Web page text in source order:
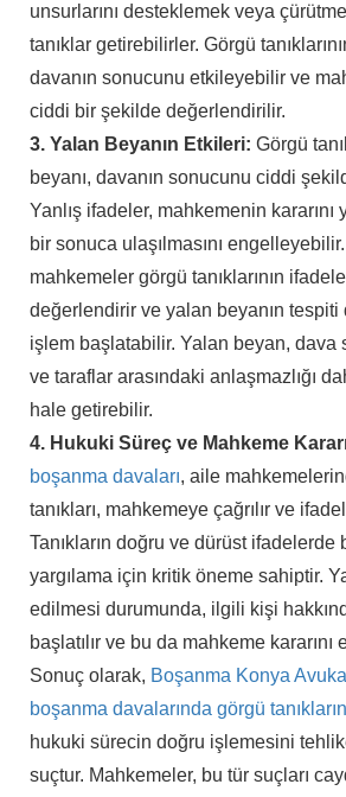
unsurlarını desteklemek veya
tanıklar getirebilirler. Görgü
davanın sonucunu etkileyebilir ve
ciddi bir şekilde değerlendirilir.
3. Yalan Beyanın Etkileri: Görgü
beyanı, davanın sonucunu ciddi
Yanlış ifadeler, mahkemenin kararını
bir sonuca ulaşılmasını
mahkemeler görgü tanıklarının
değerlendirir ve yalan beyanın
işlem başlatabilir. Yalan beyan, dava
ve taraflar arasındaki anlaşmazlığı
hale getirebilir.
4. Hukuki Süreç ve Mahkeme
boşanma davaları, aile
tanıkları, mahkemeye çağrılır ve
Tanıkların doğru ve dürüst ifadelerde
yargılama için kritik öneme sahiptir.
edilmesi durumunda, ilgili kişi
başlatılır ve bu da mahkeme kararını
Sonuç olarak, Boşanma Konya
boşanma davalarında görgü
hukuki sürecin doğru işlemesini
suçtur. Mahkemeler, bu tür suçları